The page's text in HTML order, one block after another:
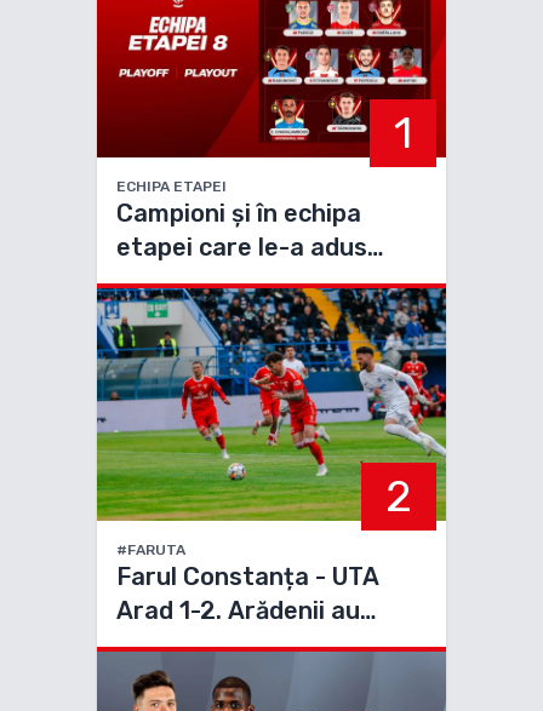
1
ECHIPA ETAPEI
Campioni și în echipa
etapei care le-a adus
titlul
2
#FARUTA
Farul Constanța - UTA
Arad 1-2. Arădenii au
scăpat